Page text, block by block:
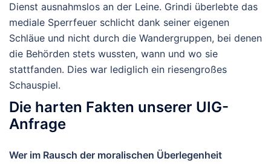
Dienst ausnahmslos an der Leine. Grindi überlebte das
mediale Sperrfeuer schlicht dank seiner eigenen
Schläue und nicht durch die Wandergruppen, bei denen
die Behörden stets wussten, wann und wo sie
stattfanden. Dies war lediglich ein riesengroßes
Schauspiel.
Die harten Fakten unserer UIG-
Anfrage
Wer im Rausch der moralischen Überlegenheit